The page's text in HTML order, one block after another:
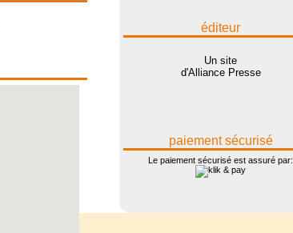
éditeur
Un site
d'Alliance Presse
paiement sécurisé
Le paiement sécurisé est assuré par: